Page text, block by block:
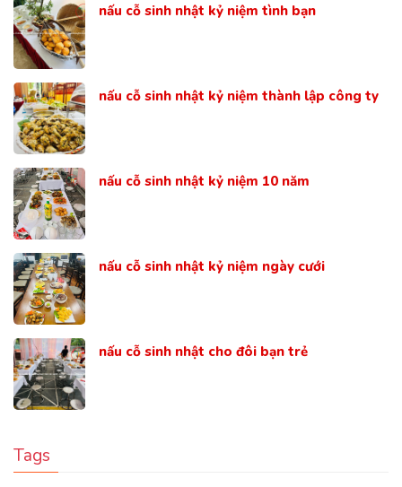
nấu cỗ sinh nhật kỷ niệm tình bạn
nấu cỗ sinh nhật kỷ niệm thành lập công ty
nấu cỗ sinh nhật kỷ niệm 10 năm
nấu cỗ sinh nhật kỷ niệm ngày cưới
nấu cỗ sinh nhật cho đôi bạn trẻ
Tags